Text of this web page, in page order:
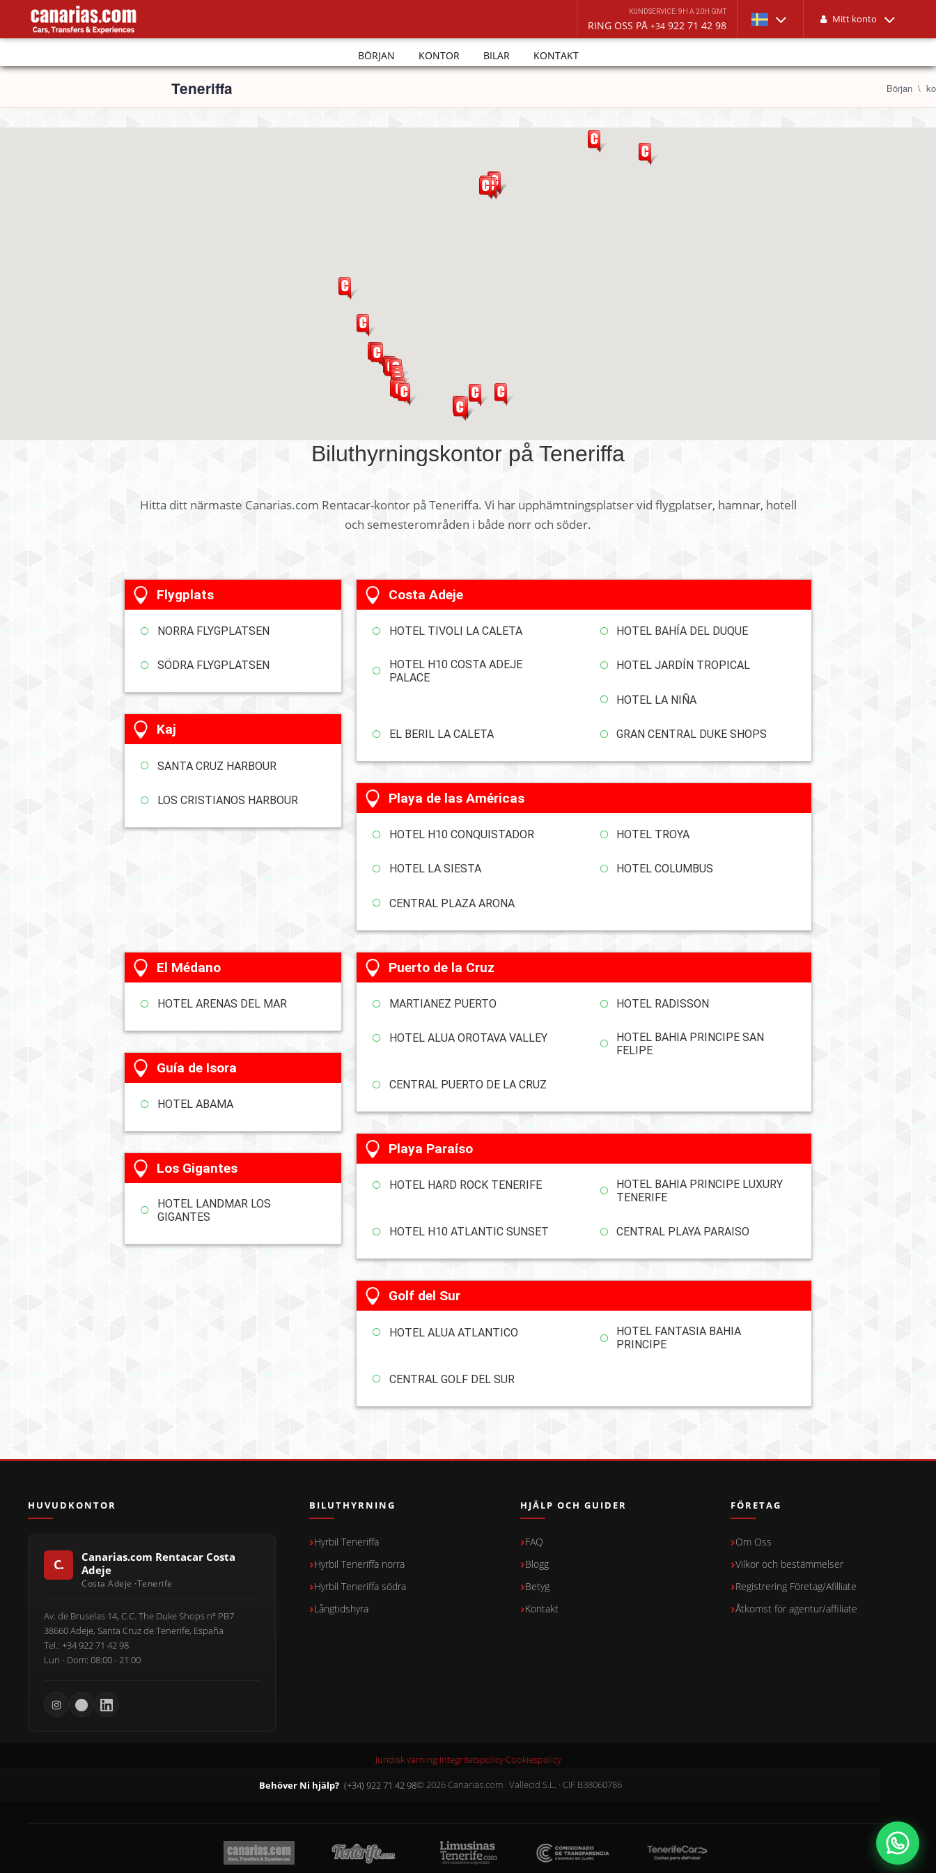
KUNDSERVICE: 9H A 20H GMT
RING OSS PÅ +34 922 71 42 98 Mitt konto
BÖRJAN KONTOR BILAR KONTAKT
Teneriffa Början
Biluthyrningskontor på Teneriffa
Hitta ditt närmaste Canarias.com Rentacar-kontor på Teneriffa. Vi har upphämtningsplatser vid flygplatser, hamnar, hotell
och semesterområden i både norr och söder.
Flygplats
NORRA FLYGPLATSEN
SÖDRA FLYGPLATSEN
Costa Adeje
HOTEL TIVOLI LA CALETA HOTEL BAHÍA DEL DUQUE
HOTEL H10 COSTA ADEJE
PALACE
HOTEL JARDÍN TROPICAL
HOTEL LA NIÑA
EL BERIL LA CALETA GRAN CENTRAL DUKE SHOPS
Playa de las Américas
HOTEL H10 CONQUISTADOR HOTEL TROYA
HOTEL LA SIESTA HOTEL COLUMBUS
CENTRAL PLAZA ARONA
Puerto de la Cruz
MARTIANEZ PUERTO HOTEL RADISSON
HOTEL ALUA OROTAVA VALLEY
HOTEL BAHIA PRINCIPE SAN
FELIPE
CENTRAL PUERTO DE LA CRUZ
El Médano
HOTEL ARENAS DEL MAR
Guía de Isora
HOTEL ABAMA
Playa Paraíso
HOTEL HARD ROCK TENERIFE
HOTEL BAHIA PRINCIPE LUXURY
TENERIFE
HOTEL H10 ATLANTIC SUNSET CENTRAL PLAYA PARAISO
Los Gigantes
HOTEL LANDMAR LOS
GIGANTES
Golf del Sur
HOTEL ALUA ATLANTICO
HOTEL FANTASIA BAHIA
PRINCIPE
CENTRAL GOLF DEL SUR
Kaj
SANTA CRUZ HARBOUR
LOS CRISTIANOS HARBOUR
HUVUDKONTOR
Canarias.com Rentacar Costa
Adeje
Av. de Bruselas 14, C.C. The Duke Shops nº PB7
38660 Adeje, Santa Cruz de Tenerife, España
Tel.: +34 922 71 42 98
Lun - Dom: 08:00 - 21:00
BILUTHYRNING
Hyrbil Teneriffa
Hyrbil Teneriffa norra
Hyrbil Teneriffa södra
Långtidshyra
HJÄLP OCH GUIDER
FAQ
Blogg
Betyg
Kontakt
FÖRETAG
Om Oss
Vilkor och bestämmelser
Registrering Företag/Afilliate
Åtkomst för agentur/affiliate
Juridisk varning·Integritetspolicy·Cookiespolicy
Behöver Ni hjälp? (+34) 922 71 42 98© 2026 Canarias.com · Vallecid S.L. · CIF B38060786